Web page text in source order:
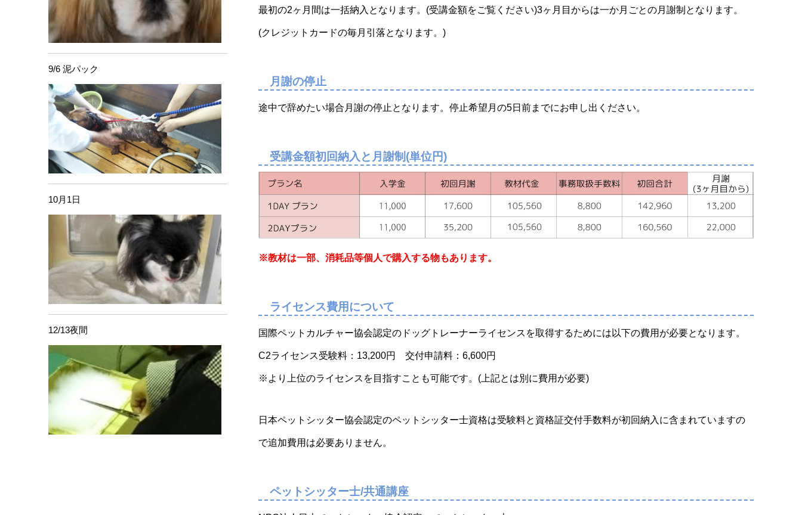
最初の2ヶ月間は一括納入となります。(受講金額をご覧ください)3ヶ月目からは一か月ごとの月謝制となります。
(クレジットカードの毎月引落となります。)
月謝の停止
途中で辞めたい場合月謝の停止となります。停止希望月の5日前までにお申し出ください。
受講金額初回納入と月謝制(単位円)
※教材は一部、消耗品等個人で購入する物もあります。
ライセンス費用について
国際ペットカルチャー協会認定のドッグトレーナーライセンスを取得するためには以下の費用が必要となります。
C2ライセンス受験料：13,200円 交付申請料：6,600円
※より上位のライセンスを目指すことも可能です。(上記とは別に費用が必要)
日本ペットシッター協会認定のペットシッター士資格は受験料と資格証交付手数料が初回納入に含まれていますの
で追加費用は必要ありません。
ペットシッター士/共通講座
9/6 泥パック
10月1日
12/13夜間